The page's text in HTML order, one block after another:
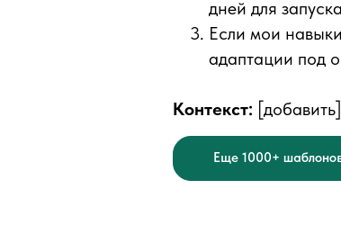
дней для
Если мои
адаптации под
Контекст: [добавить]
Еще 1000+